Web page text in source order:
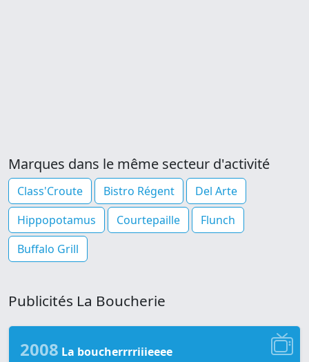
Marques dans le même secteur d'activité
Class'Croute Bistro Régent
Del Arte
Hippopotamus
Courtepaille
Flunch
Buffalo Grill
Publicités La Boucherie
2008 La boucherrrriiieeee